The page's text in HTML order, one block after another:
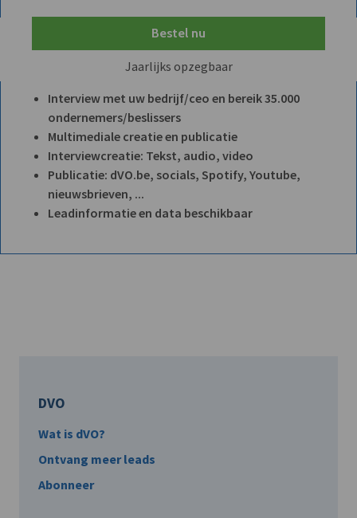
Bestel nu
Jaarlijks opzegbaar
Interview met uw bedrijf/ceo en bereik 35.000
ondernemers/beslissers
Multimediale creatie en publicatie
Interviewcreatie: Tekst, audio, video
Publicatie: dVO.be, socials, Spotify, Youtube,
nieuwsbrieven, ...
Leadinformatie en data beschikbaar
DVO
Wat is dVO?
Ontvang meer leads
Abonneer